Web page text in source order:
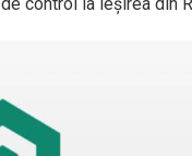
control la ieșirea din